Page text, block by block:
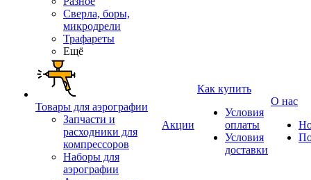
Сверла, боры,
микродрели
Трафареты
Ещё
Товары для аэрографии
Запчасти и
расходники для
компрессоров
Наборы для
аэрографии
Акции
Как купить
Условия
оплаты
Условия
доставки
О нас